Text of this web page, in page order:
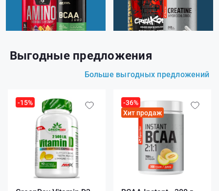
Выгодные предложения
Больше выгодных предложений
-15%
-36%
Хит продаж